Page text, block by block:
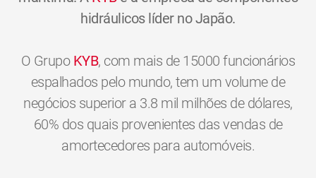
hidráulicos líder no Japão.
O Grupo KYB, com mais de 15000 funcionários
espalhados pelo mundo, tem um volume de
negócios superior a 3.8 mil milhões de dólares,
60% dos quais provenientes das vendas de
amortecedores para automóveis.